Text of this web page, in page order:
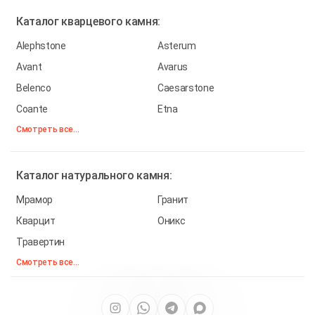
Каталог кварцевого камня:
Alephstone
Asterum
Avant
Avarus
Belenco
Caesarstone
Coante
Etna
Смотреть все...
Каталог натурального камня:
Мрамор
Гранит
Кварцит
Оникс
Травертин
Смотреть все...